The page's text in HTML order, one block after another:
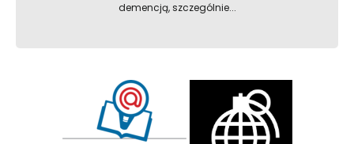
demencją, szczególnie...